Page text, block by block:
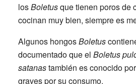
losBoletusque tienen poros de
cocinan muy bien, siempre es
Algunos hongosBoletus
documentado que el Boletus
satanastambién es conocido
graves por su consumo.